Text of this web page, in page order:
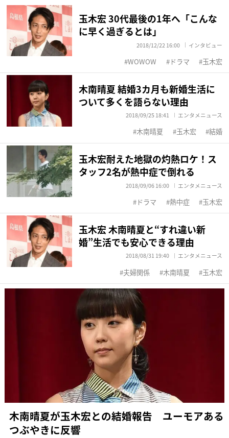
玉木宏 30代最後の1年へ「こんな
に早く過ぎるとは」
2018/12/22 16:00 インタビュー
WOWOW ドラマ 玉木宏
木南晴夏 結婚3カ月も新婚生活に
ついて多くを語らない理由
2018/09/25 18:41 エンタメニュース
木南晴夏 玉木宏 結婚
玉木宏耐えた地獄の灼熱ロケ！ス
タッフ2名が熱中症で倒れる
2018/09/06 16:00 エンタメニュース
ドラマ 熱中症 玉木宏
玉木宏 木南晴夏と“すれ違い新
婚”生活でも安心できる理由
2018/08/31 19:40 エンタメニュース
夫婦関係 木南晴夏 玉木宏
木南晴夏が玉木宏との結婚報告 ユーモアある
つぶやきに反響